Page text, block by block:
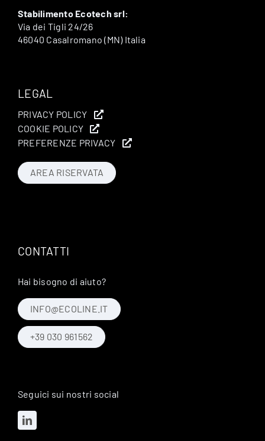
Stabilimento Ecotech srl:
Via dei Tigli 24/26
46040 Casalromano (MN) Italia
LEGAL
PRIVACY POLICY
COOKIE POLICY
PREFERENZE PRIVACY
AREA RISERVATA
CONTATTI
Hai bisogno di aiuto?
INFO@ECOLINE.IT
+39 030 961562
Seguici sui nostri social